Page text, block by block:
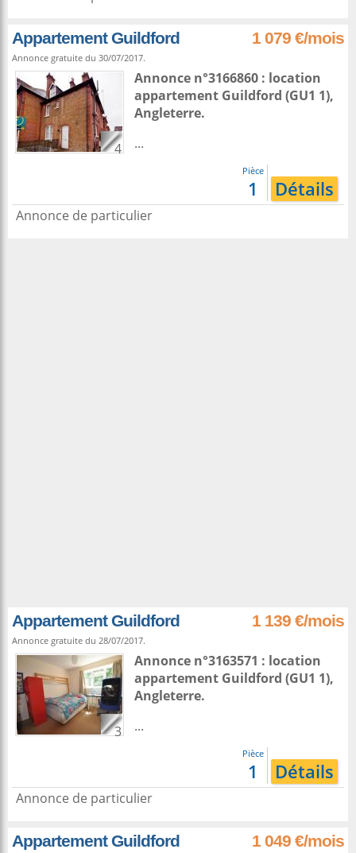
Appartement Guildford 1 079 €/mois
Annonce gratuite du 30/07/2017.
4
Annonce n°3166860 : location
appartement Guildford (GU1 1),
Angleterre.
...
Pièce
1 Détails
Annonce de particulier
Appartement Guildford 1 139 €/mois
Annonce gratuite du 28/07/2017.
3
Annonce n°3163571 : location
appartement Guildford (GU1 1),
Angleterre.
...
Pièce
1 Détails
Annonce de particulier
Appartement Guildford 1 049 €/mois